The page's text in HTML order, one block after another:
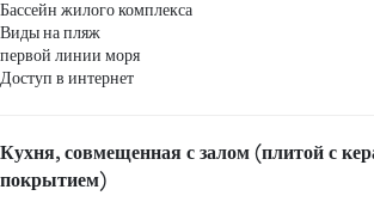
Бассейн жилого комплекса
Виды на пляж
первой линии моря
Доступ в интернет
Кухня, совмещенная с залом (плитой с
покрытием)